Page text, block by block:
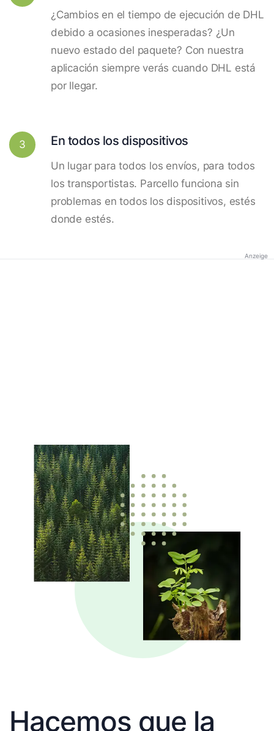
¿Cambios en el tiempo de ejecución de DHL
debido a ocasiones inesperadas? ¿Un
nuevo estado del paquete? Con nuestra
aplicación siempre verás cuando DHL está
por llegar.
3 En todos los dispositivos
Un lugar para todos los envíos, para todos
los transportistas. Parcello funciona sin
problemas en todos los dispositivos, estés
donde estés.
Anzeige
Hacemos que la